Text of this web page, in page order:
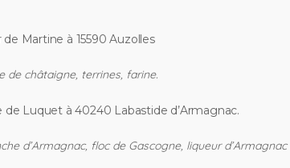
Martine à 15590 Auzolles
de châtaigne, terrines, farine.
Luquet à 40240 Labastide d’Armagnac.
d’Armagnac, floc de Gascogne, liqueur d’Armagnac